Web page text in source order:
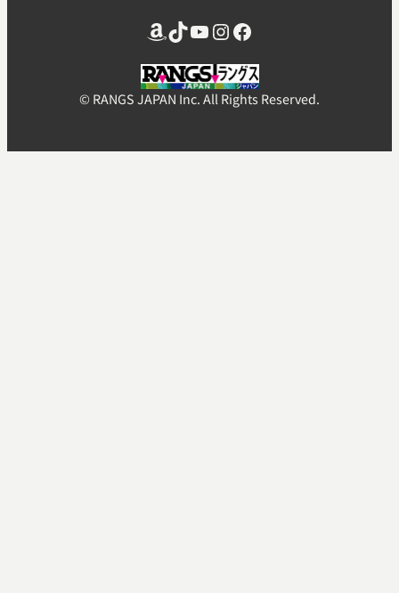
Amazon TikTok YouTube InstagramFacebook
© RANGS JAPAN Inc. All Rights Reserved.